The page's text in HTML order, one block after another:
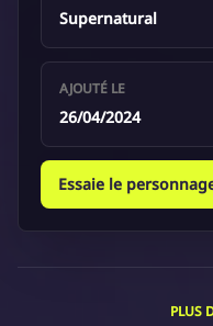
Supernatural
AJOUTÉ LE
26/04/2024
Essaie le
PLUS